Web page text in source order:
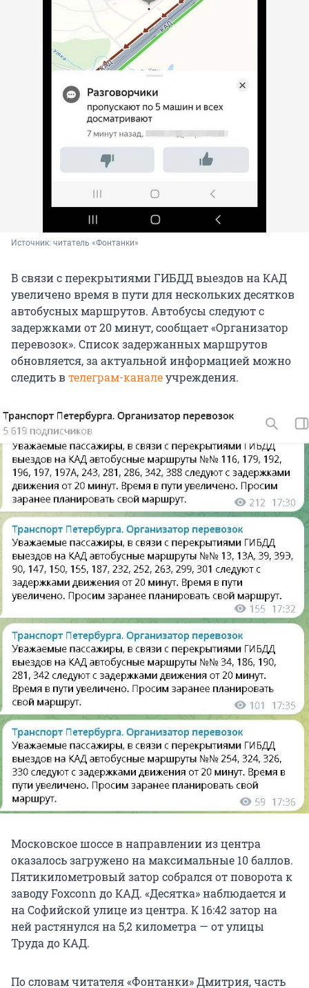
Источник: читатель «Фонтанки»
В связи с перекрытиями ГИБДД выездов на КАД
увеличено время в пути для нескольких десятков
автобусных маршрутов. Автобусы следуют с
задержками от 20 минут, сообщает «Организатор
перевозок». Список задержанных маршрутов
обновляется, за актуальной информацией можно
следить втелеграм-каналеучреждения.
Московское шоссе в направлении из центра
оказалось загружено на максимальные 10 баллов.
Пятикилометровый затор собрался от поворота к
заводу Foxconn до КАД. «Десятка» наблюдается и
на Софийской улице из центра. К 16:42 затор на
ней растянулся на 5,2 километра — от улицы
Труда до КАД.
По словам читателя «Фонтанки» Дмитрия, часть